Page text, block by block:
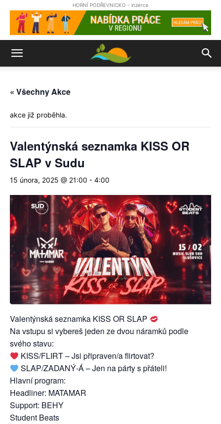
HORNÍ PODŘEVNICKO - inzerce
« Všechny Akce
akce již proběhla.
Valentýnská seznamka KISS OR
SLAP v Sudu
15 února, 2025 @ 21:00 - 4:00
Valentýnská seznamka KISS OR SLAP
Na vstupu si vybereš jeden ze dvou náramků podle
svého stavu:
KISS/FLIRT – Jsi připraven/a flirtovat?
SLAP/ZADANÝ-Á – Jen na párty s přáteli!
Hlavní program:
Headliner: MATAMAR
Support: BEHY
Student Beats